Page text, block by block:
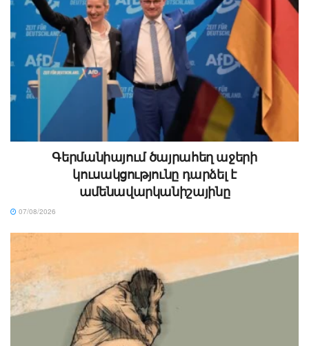
Գերմանիայում ծայրահեղ աջերի
կուսակցությունը դարձել է
ամենավարկանիշայինը
07/08/2026